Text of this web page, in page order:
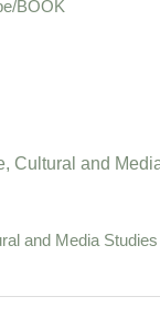
BOOK
Cultural and
and Media Studies